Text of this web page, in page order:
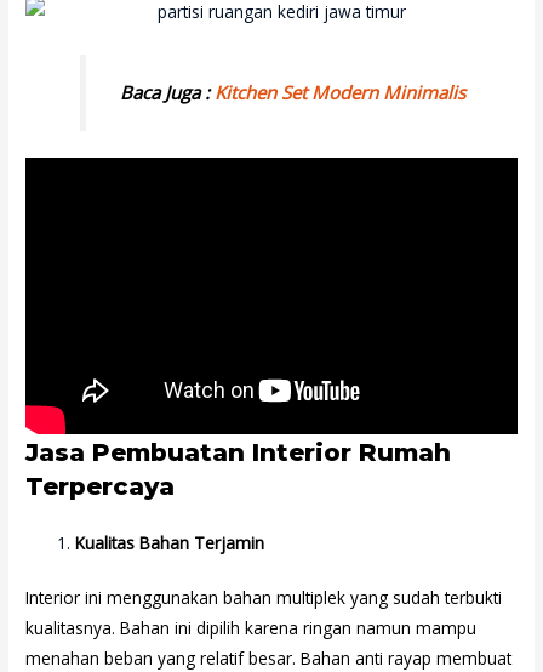
Baca Juga :Kitchen Set Modern Minimalis
Jasa Pembuatan Interior Rumah
Terpercaya
Kualitas Bahan Terjamin
Interior ini menggunakan bahan multiplek yang sudah terbukti
kualitasnya. Bahan ini dipilih karena ringan namun mampu
menahan beban yang relatif besar. Bahan anti rayap membuat